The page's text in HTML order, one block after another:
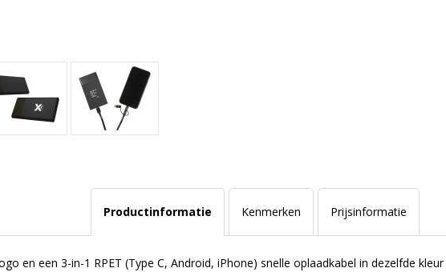
Productinformatie Kenmerken Prijsinformatie
en een 3-in-1 RPET (Type C, Android, iPhone) snelle oplaadkabel in dezelfde